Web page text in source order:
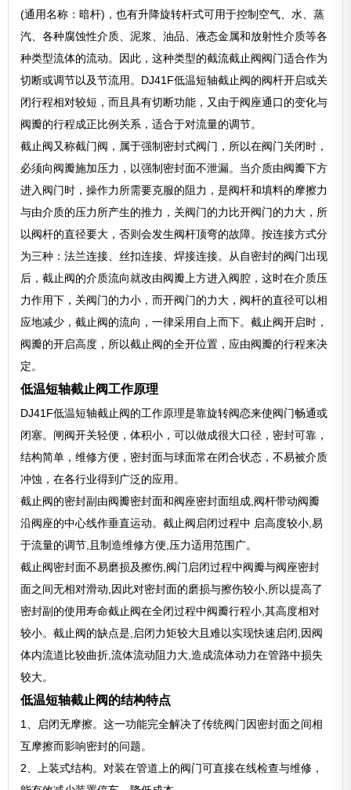
(通用名称：暗杆)，也有升降旋转杆式可用于控制空气、水、蒸
汽、各种腐蚀性介质、泥浆、油品、液态金属和放射性介质等各
种类型流体的流动。因此，这种类型的截流截止阀阀门适合作为
切断或调节以及节流用。DJ41F低温短轴截止阀的阀杆开启或关
闭行程相对较短，而且具有切断功能，又由于阀座通口的变化与
阀瓣的行程成正比例关系，适合于对流量的调节。
截止阀又称截门阀，属于强制密封式阀门，所以在阀门关闭时，
必须向阀瓣施加压力，以强制密封面不泄漏。当介质由阀瓣下方
进入阀门时，操作力所需要克服的阻力，是阀杆和填料的摩擦力
与由介质的压力所产生的推力，关阀门的力比开阀门的力大，所
以阀杆的直径要大，否则会发生阀杆顶弯的故障。按连接方式分
为三种：法兰连接、丝扣连接、焊接连接。从自密封的阀门出现
后，截止阀的介质流向就改由阀瓣上方进入阀腔，这时在介质压
力作用下，关阀门的力小，而开阀门的力大，阀杆的直径可以相
应地减少，截止阀的流向，一律采用自上而下。截止阀开启时，
阀瓣的开启高度，所以截止阀的全开位置，应由阀瓣的行程来决
定。
低温短轴截止阀工作原理
DJ41F低温短轴截止阀的工作原理是靠旋转阀恋来使阀门畅通或
闭塞。闸阀开关轻便，体积小，可以做成很大口径，密封可靠，
结构简单，维修方便，密封面与球面常在闭合状态，不易被介质
冲蚀，在各行业得到广泛的应用。
截止阀的密封副由阀瓣密封面和阀座密封面组成,阀杆带动阀瓣
沿阀座的中心线作垂直运动。截止阀启闭过程中 启高度较小,易
于流量的调节,且制造维修方便,压力适用范围广。
截止阀密封面不易磨损及擦伤,阀门启闭过程中阀瓣与阀座密封
面之间无相对滑动,因此对密封面的磨损与擦伤较小,所以提高了
密封副的使用寿命截止阀在全闭过程中阀瓣行程小,其高度相对
较小。截止阀的缺点是,启闭力矩较大且难以实现快速启闭,因阀
体内流道比较曲折,流体流动阻力大,造成流体动力在管路中损失
较大。
低温短轴截止阀的结构特点
1、启闭无摩擦。这一功能完全解决了传统阀门因密封面之间相
互摩擦而影响密封的问题。
2、上装式结构。对装在管道上的阀门可直接在线检查与维修，